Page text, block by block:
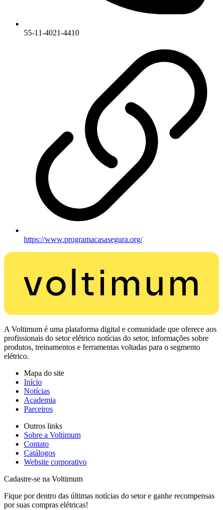
55-11-4021-4410
https://www.programacasasegura.org/
A Voltimum é uma plataforma digital e comunidade que oferece aos
profissionais do setor elétrico notícias do setor, informações sobre
produtos, treinamentos e ferramentas voltadas para o segmento
elétrico.
Mapa do site
Início
Notícias
Academia
Parceiros
Outros links
Sobre a Voltimum
Contato
Catálogos
Website corporativo
Cadastre-se na Voltimum
Fique por dentro das últimas notícias do setor e ganhe recompensas
por suas compras elétricas!